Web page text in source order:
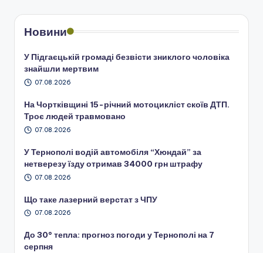
Новини
У Підгаєцькій громаді безвісти зниклого чоловіка
знайшли мертвим
07.08.2026
На Чортківщині 15-річний мотоцикліст скоїв ДТП.
Троє людей травмовано
07.08.2026
У Тернополі водій автомобіля “Хюндай” за
нетверезу їзду отримав 34000 грн штрафу
07.08.2026
Що таке лазерний верстат з ЧПУ
07.08.2026
До 30° тепла: прогноз погоди у Тернополі на 7
серпня